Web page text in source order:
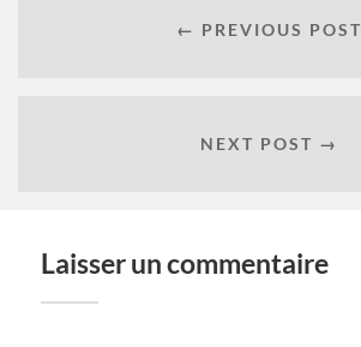
← PREVIOUS POST
NEXT POST →
Laisser un commentaire